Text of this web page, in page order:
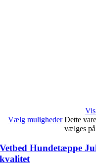
Vælg muligheder Dette
vælges
Vetbed Hundetæppe
kvalitet